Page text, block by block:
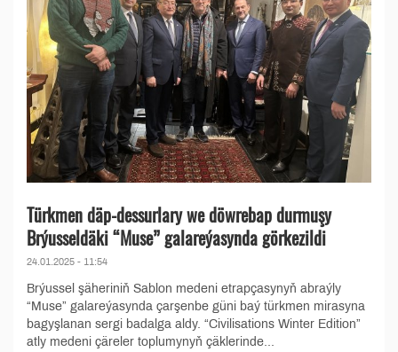
Türkmen däp-dessurlary we döwrebap durmuşy
Brýusseldäki “Muse” galareýasynda görkezildi
24.01.2025 - 11:54
Brýussel şäheriniň Sablon medeni etrapçasynyň abraýly
“Muse” galareýasynda çarşenbe güni baý türkmen mirasyna
bagyşlanan sergi badalga aldy. “Civilisations Winter Edition”
atly medeni çäreler toplumynyň çäklerinde...